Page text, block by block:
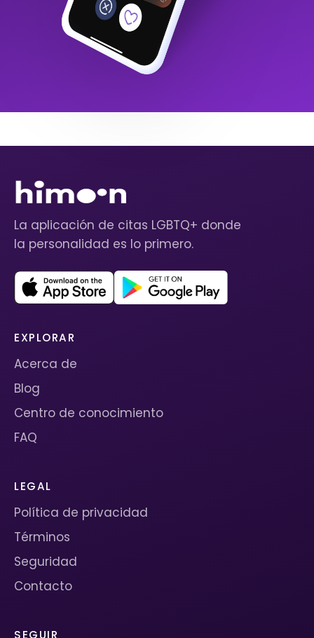
La aplicación de citas LGBTQ+ donde
la personalidad es lo primero.
EXPLORAR
Acerca de
Blog
Centro de conocimiento
FAQ
LEGAL
Política de privacidad
Términos
Seguridad
Contacto